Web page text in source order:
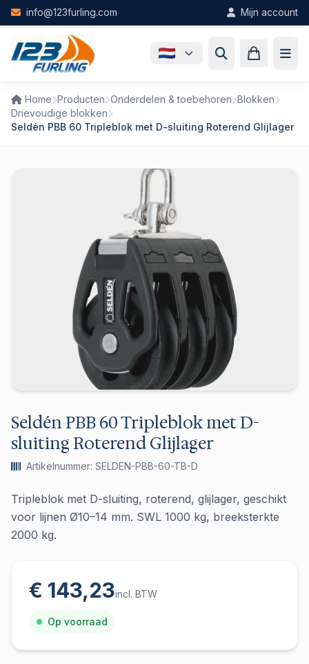
Skip to main content
info@123furling.com Mijn account
Home Producten Onderdelen & toebehoren Blokken
Drievoudige blokken
Seldén PBB 60 Tripleblok met D-sluiting Roterend Glijlager
Seldén PBB 60 Tripleblok met D-
sluiting Roterend Glijlager
Artikelnummer: SELDEN-PBB-60-TB-D
Tripleblok met D-sluiting, roterend, glijlager, geschikt
voor lijnen Ø10–14 mm. SWL 1000 kg, breeksterkte
2000 kg.
€ 143,23incl. BTW
Op voorraad